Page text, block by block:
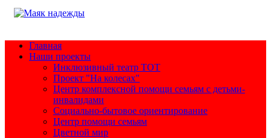
Главная
Наши проекты
Инклюзивный театр ТОТ
Проект "На колесах"
Центр комплексной помощи семьям с детьми-
инвалидами
Социально-бытовое ориентирование
Центр помощи семьям
Цветной мир